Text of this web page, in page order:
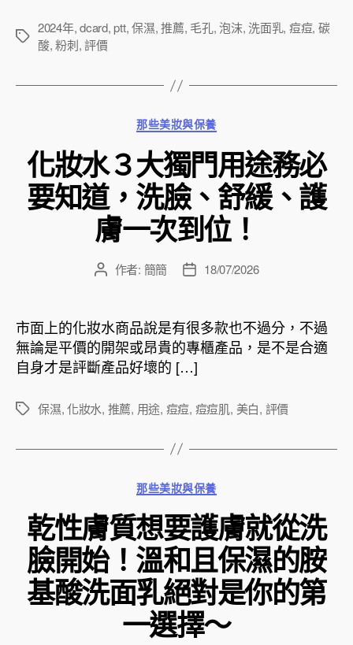
標
2024年,dcard,ptt,保濕,推薦, 毛孔,泡沫,洗面乳, 痘痘, 碳
酸,粉刺,評價
分
類
那些美妝與保養
化妝水３大獨門用途務必
要知道，洗臉、舒緩、護
膚一次到位！
文
者
作者: 簡簡
文
佈
日
期
18/07/2026
市面上的化妝水商品說是有很多款也不過分，不過
無論是平價的開架或昂貴的專櫃產品，是不是合適
自身才是評斷產品好壞的 […]
標
保濕,化妝水, 推薦, 用途, 痘痘, 痘痘肌, 美白, 評價
分
類
那些美妝與保養
乾性膚質想要護膚就從洗
臉開始！溫和且保濕的胺
基酸洗面乳絕對是你的第
一選擇～